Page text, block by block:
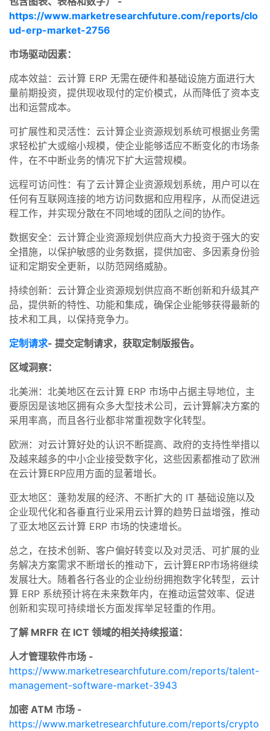
https://www.marketresearchfuture.com/reports/clo
ud-erp-market-2756
市场驱动因素：
成本效益：云计算 ERP 无需在硬件和基础设施方面进行大
量前期投资，提供现收现付的定价模式，从而降低了资本支
出和运营成本。
可扩展性和灵活性：云计算企业资源规划系统可根据业务需
求轻松扩大或缩小规模，使企业能够适应不断变化的市场条
件，在不中断业务的情况下扩大运营规模。
远程可访问性：有了云计算企业资源规划系统，用户可以在
任何有互联网连接的地方访问数据和应用程序，从而促进远
程工作，并实现分散在不同地域的团队之间的协作。
数据安全：云计算企业资源规划供应商大力投资于强大的安
全措施，以保护敏感的业务数据，提供加密、多因素身份验
证和定期安全更新，以防范网络威胁。
持续创新：云计算企业资源规划供应商不断创新和升级其产
品，提供新的特性、功能和集成，确保企业能够获得最新的
技术和工具，以保持竞争力。
定制请求- 提交定制请求，获取定制版报告。
区域洞察：
北美洲：北美地区在云计算 ERP 市场中占据主导地位，主
要原因是该地区拥有众多大型技术公司，云计算解决方案的
采用率高，而且各行业都非常重视数字化转型。
欧洲：对云计算好处的认识不断提高、政府的支持性举措以
及越来越多的中小企业接受数字化，这些因素都推动了欧洲
在云计算ERP应用方面的显著增长。
亚太地区：蓬勃发展的经济、不断扩大的 IT 基础设施以及
企业现代化和各垂直行业采用云计算的趋势日益增强，推动
了亚太地区云计算 ERP 市场的快速增长。
总之，在技术创新、客户偏好转变以及对灵活、可扩展的业
务解决方案需求不断增长的推动下，云计算ERP市场将继续
发展壮大。随着各行各业的企业纷纷拥抱数字化转型，云计
算 ERP 系统预计将在未来数年内，在推动运营效率、促进
创新和实现可持续增长方面发挥举足轻重的作用。
了解 MRFR 在 ICT 领域的相关持续报道：
人才管理软件市场 -
https://www.marketresearchfuture.com/reports/talent-
management-software-market-3943
加密 ATM 市场 -
https://www.marketresearchfuture.com/reports/crypto